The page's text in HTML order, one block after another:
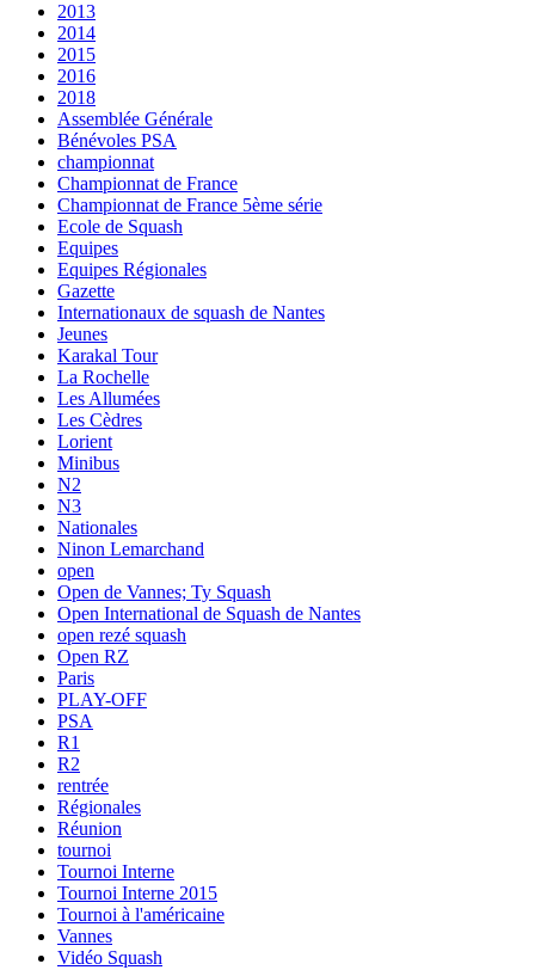
2013
2014
2015
2016
2018
Assemblée Générale
Bénévoles PSA
championnat
Championnat de France
Championnat de France 5ème série
Ecole de Squash
Equipes
Equipes Régionales
Gazette
Internationaux de squash de Nantes
Jeunes
Karakal Tour
La Rochelle
Les Allumées
Les Cèdres
Lorient
Minibus
N2
N3
Nationales
Ninon Lemarchand
open
Open de Vannes; Ty Squash
Open International de Squash de Nantes
open rezé squash
Open RZ
Paris
PLAY-OFF
PSA
R1
R2
rentrée
Régionales
Réunion
tournoi
Tournoi Interne
Tournoi Interne 2015
Tournoi à l'américaine
Vannes
Vidéo Squash